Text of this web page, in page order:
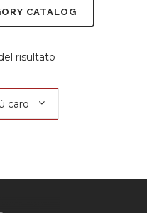
CATALOG
risultato
caro